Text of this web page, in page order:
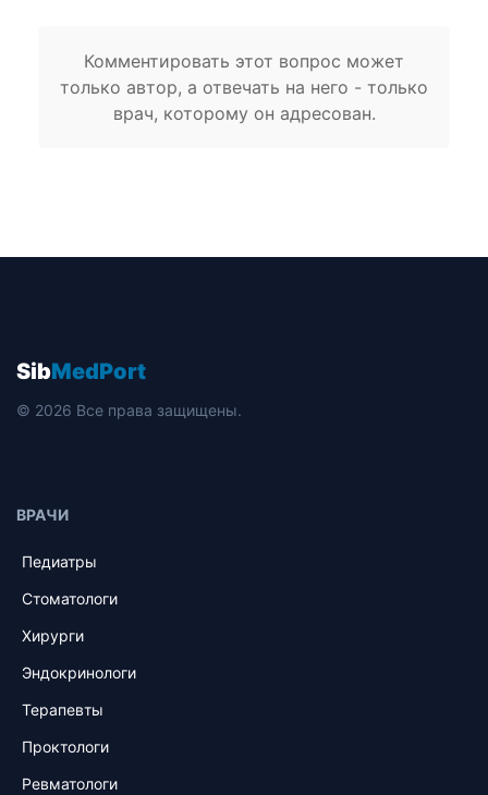
Комментировать этот вопрос может
только автор, а отвечать на него - только
врач, которому он адресован.
SibMedPort
© 2026 Все права защищены.
ВРАЧИ
Педиатры
Стоматологи
Хирурги
Эндокринологи
Терапевты
Проктологи
Ревматологи